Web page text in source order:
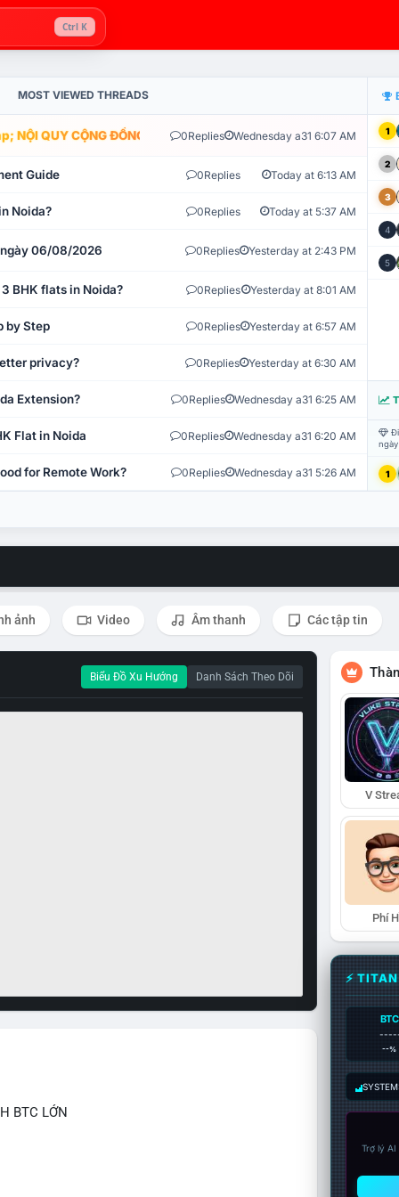
Ctrl K
MOST VIEWED THREADS
NỘI QUY CỘNG ĐỒNG VLIKE.VN: HỆ THỐNG GIÁM SÁT TỰ
0Replies Wednesday a31 6:07 AM
Guide 0Replies Today at 6:13 AM
Noida? 0Replies Today at 5:37 AM
ngày 06/08/2026 0Replies Yesterday at 2:43 PM
BHK flats in Noida? 0Replies Yesterday at 8:01 AM
by Step 0Replies Yesterday at 6:57 AM
privacy? 0Replies Yesterday at 6:30 AM
Extension? 0Replies Wednesday a31 6:25 AM
Flat in Noida 0Replies Wednesday a31 6:20 AM
for Remote Work? 0Replies Wednesday a31 5:26 AM
1
2
3
4
5
1
ảnh Video Âm thanh Các tập tin
Biểu Đồ Xu Hướng Danh Sách Theo Dõi
BTC LỚN
V
Phí
⚡
BTC
--%
Trợ lý